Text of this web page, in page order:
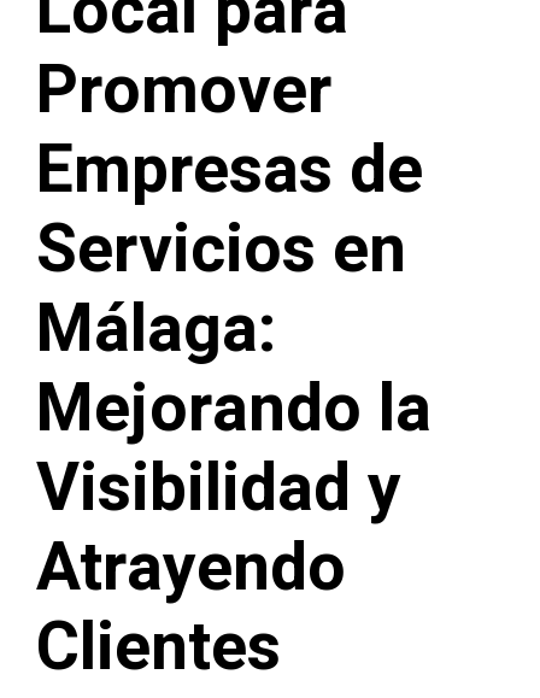
Promover
Empresas de
Servicios en
Málaga:
Mejorando la
Visibilidad y
Atrayendo
Clientes